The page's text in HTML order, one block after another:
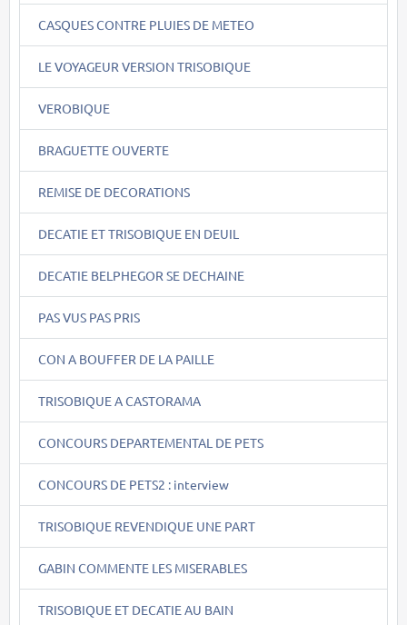
CASQUES CONTRE PLUIES DE METEO
LE VOYAGEUR VERSION TRISOBIQUE
VEROBIQUE
BRAGUETTE OUVERTE
REMISE DE DECORATIONS
DECATIE ET TRISOBIQUE EN DEUIL
DECATIE BELPHEGOR SE DECHAINE
PAS VUS PAS PRIS
CON A BOUFFER DE LA PAILLE
TRISOBIQUE A CASTORAMA
CONCOURS DEPARTEMENTAL DE PETS
CONCOURS DE PETS2 : interview
TRISOBIQUE REVENDIQUE UNE PART
GABIN COMMENTE LES MISERABLES
TRISOBIQUE ET DECATIE AU BAIN